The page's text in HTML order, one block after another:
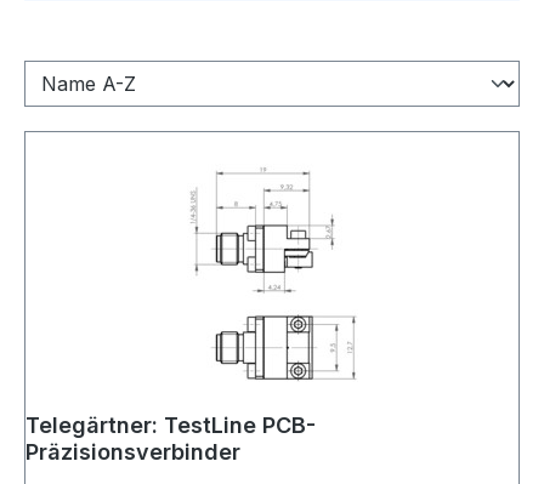
Telegärtner: TestLine PCB-
Präzisionsverbinder